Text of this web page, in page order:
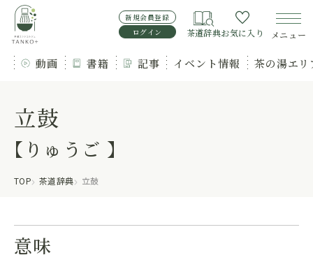
新規会員登録
ログイン
茶道辞典お気に入り メニュー
動画 書籍 記事 イベント情報 茶の湯エ
立鼓
【りゅうご 】
TOP 茶道辞典 立鼓
意味